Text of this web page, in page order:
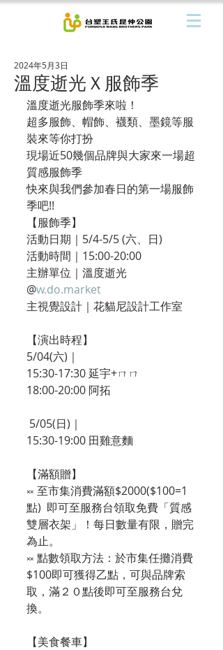
溫度逝光Ｘ服飾季
2024年5月3日
溫度逝光服飾季來啦！
超多服飾、帽飾、襪類、墨鏡等服
裝來等你打扮
現場近50幾個品牌與大家來一場超
質感服飾季
快來與我們參加春日的第一場服飾
季吧!!
【服飾季】
活動日期｜5/4-5/5 (六、日)
活動時間｜15:00-20:00
主辦單位｜溫度逝光
@w.do.market
主視覺設計｜花貓尼設計工作室
【演出時程】
5/04(六)｜
15:30-17:30 延宇+ㄇㄇ
18:00-20:00 阿拓
5/05(日)｜
15:30-19:00 田雞意麵
【滿額贈】
༞ 至市集消費滿額$2000($100=1
點)  即可至服務台領取免費「質感
雙層衣架」！每日數量有限，贈完
為止。
༞ 點數領取方法：於市集任攤消費
$100即可獲得乙點，可與品牌索
取，滿２０點後即可至服務台兌
換。
【美食餐車】